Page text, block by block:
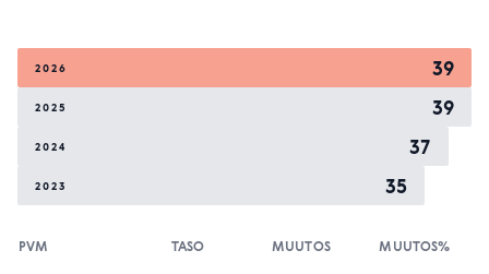
2026 39
2025 39
2024 37
2023 35
PVM TASO MUUTOS MUUTOS%